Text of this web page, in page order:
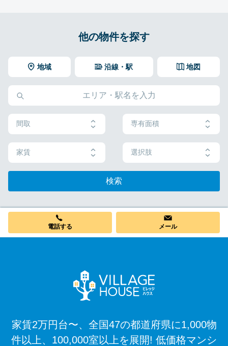
他の物件を探す
地域 地図
沿線・駅
間取 専有面積
家賃 選択肢
検索
電話する メール
家賃2万円台〜、全国47の都道府県に1,000物
件以上、100,000室以上を展開! 低価格マンシ